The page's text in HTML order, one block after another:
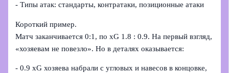
- Типы атак: стандарты, контратаки, позиционные атаки
Короткий пример.
Матч заканчивается 0:1, по xG 1.8 : 0.9. На первый взгляд,
«хозяевам не повезло». Но в деталях оказывается:
- 0.9 xG хозяева набрали с угловых и навесов в концовке,